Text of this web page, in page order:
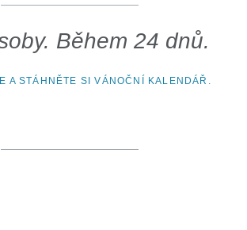
Během 24 dnů.
A STÁHNĚTE SI VÁNOČNÍ KALENDÁŘ.